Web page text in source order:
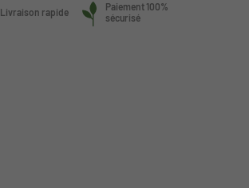
Livraison rapide
Paiement 100%
sécurisé